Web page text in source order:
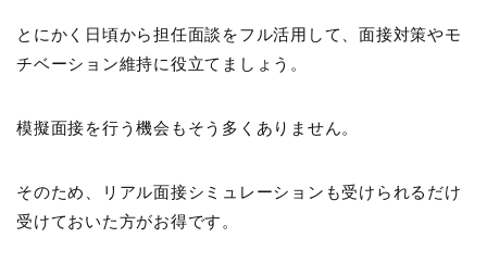
とにかく日頃から担任面談をフル活用して、面接対策やモ
チベーション維持に役立てましょう。
模擬面接を行う機会もそう多くありません。
そのため、リアル面接シミュレーションも受けられるだけ
受けておいた方がお得です。